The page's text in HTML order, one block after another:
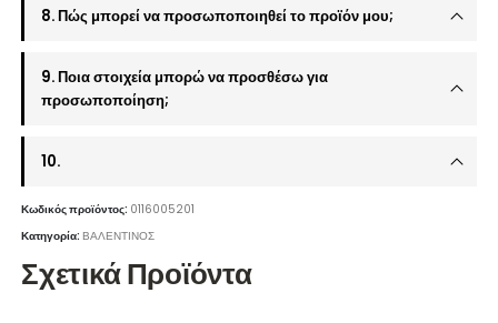
8. Πώς μπορεί να προσωποποιηθεί το προϊόν μου;
9. Ποια στοιχεία μπορώ να προσθέσω για
προσωποποίηση;
10.
Κωδικός προϊόντος: 0116005201
Κατηγορία:ΒΑΛΕΝΤΙΝΟΣ
Σχετικά Προϊόντα